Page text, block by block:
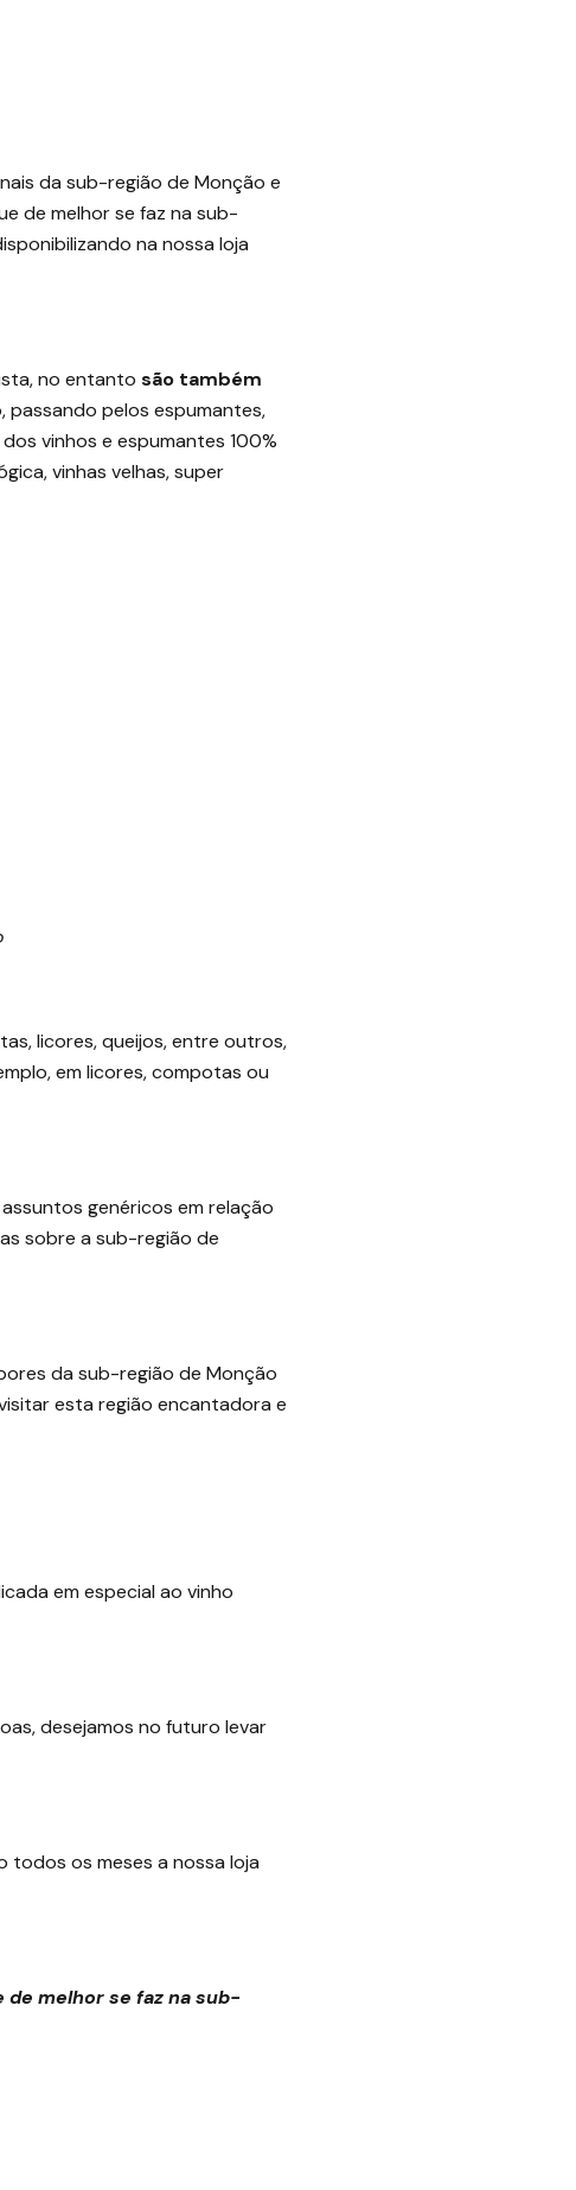
da sub-região de Monção e
de melhor se faz na sub-
na nossa loja
no entanto são também
pelos espumantes,
vinhos e espumantes 100%
vinhas velhas, super
licores, queijos, entre outros,
em licores, compotas ou
genéricos em relação
sobre a sub-região de
da sub-região de Monção
esta região encantadora e
em especial ao vinho
desejamos no futuro levar
todos os meses a nossa loja
melhor se faz na sub-